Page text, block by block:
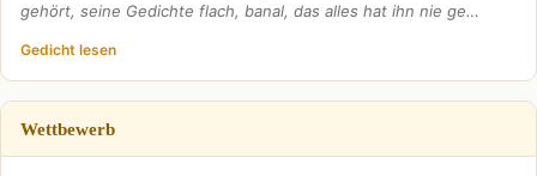
gehört, seine Gedichte flach, banal, das alles hat ihn nie ge…
Gedicht lesen
Wettbewerb